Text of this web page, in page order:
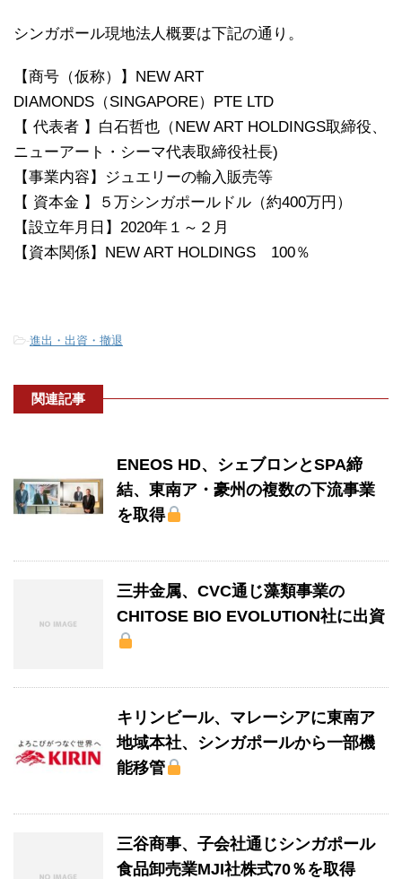
シンガポール現地法人概要は下記の通り。
【商号（仮称）】NEW ART
DIAMONDS（SINGAPORE）PTE LTD
【 代表者 】白石哲也（NEW ART HOLDINGS取締役、
ニューアート・シーマ代表取締役社長)
【事業内容】ジュエリーの輸入販売等
【 資本金 】５万シンガポールドル（約400万円）
【設立年月日】2020年１～２月
【資本関係】NEW ART HOLDINGS 100％
-進出・出資・撤退
関連記事
ENEOS HD、シェブロンとSPA締
結、東南ア・豪州の複数の下流事業
を取得
三井金属、CVC通じ藻類事業の
CHITOSE BIO EVOLUTION社に出資
キリンビール、マレーシアに東南ア
地域本社、シンガポールから一部機
能移管
三谷商事、子会社通じシンガポール
食品卸売業MJI社株式70％を取得